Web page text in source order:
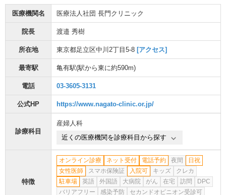
医療機関名 医療法人社団 長門クリニック
院長 渡邉 秀樹
所在地 東京都足立区中川2丁目5-8 [アクセス]
最寄駅 亀有駅(駅から東に約590m)
電話 03-3605-3131
公式HP https://www.nagato-clinic.or.jp/
診療科目
産婦人科
近くの医療機関を診療科目から探す
特徴
オンライン診療 ネット受付 電話予約 夜間
日祝
女性医師
スマホ保険証 入院可 キッズ
クレカ
駐車場
英語 外国語 大病院 がん 在宅 訪問
DPC
バリアフリー
感染予防
セカンドオピニオン受診可